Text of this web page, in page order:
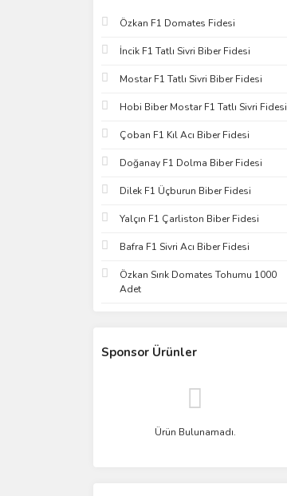
Özkan F1 Domates Fidesi
İncik F1 Tatlı Sivri Biber Fidesi
Mostar F1 Tatlı Sivri Biber Fidesi
Hobi Biber Mostar F1 Tatlı Sivri Fidesi
Çoban F1 Kıl Acı Biber Fidesi
Doğanay F1 Dolma Biber Fidesi
Dilek F1 Üçburun Biber Fidesi
Yalçın F1 Çarliston Biber Fidesi
Bafra F1 Sivri Acı Biber Fidesi
Özkan Sırık Domates Tohumu 1000
Adet
Sponsor Ürünler
Ürün Bulunamadı.